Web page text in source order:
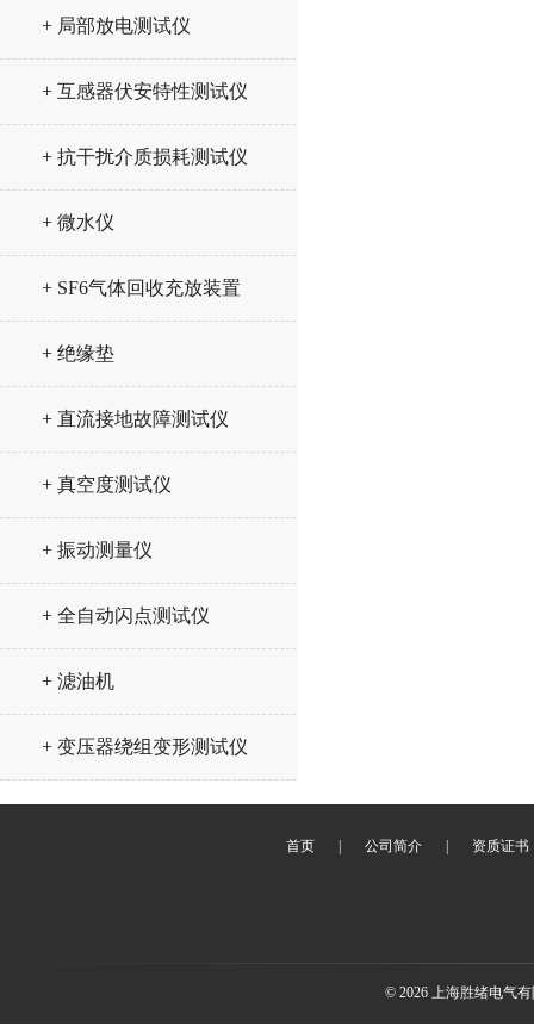
+ 局部放电测试仪
+ 互感器伏安特性测试仪
+ 抗干扰介质损耗测试仪
+ 微水仪
+ SF6气体回收充放装置
+ 绝缘垫
+ 直流接地故障测试仪
+ 真空度测试仪
+ 振动测量仪
+ 全自动闪点测试仪
+ 滤油机
+ 变压器绕组变形测试仪
首页 公司简介 资质证书
© 2026 上海胜绪电气